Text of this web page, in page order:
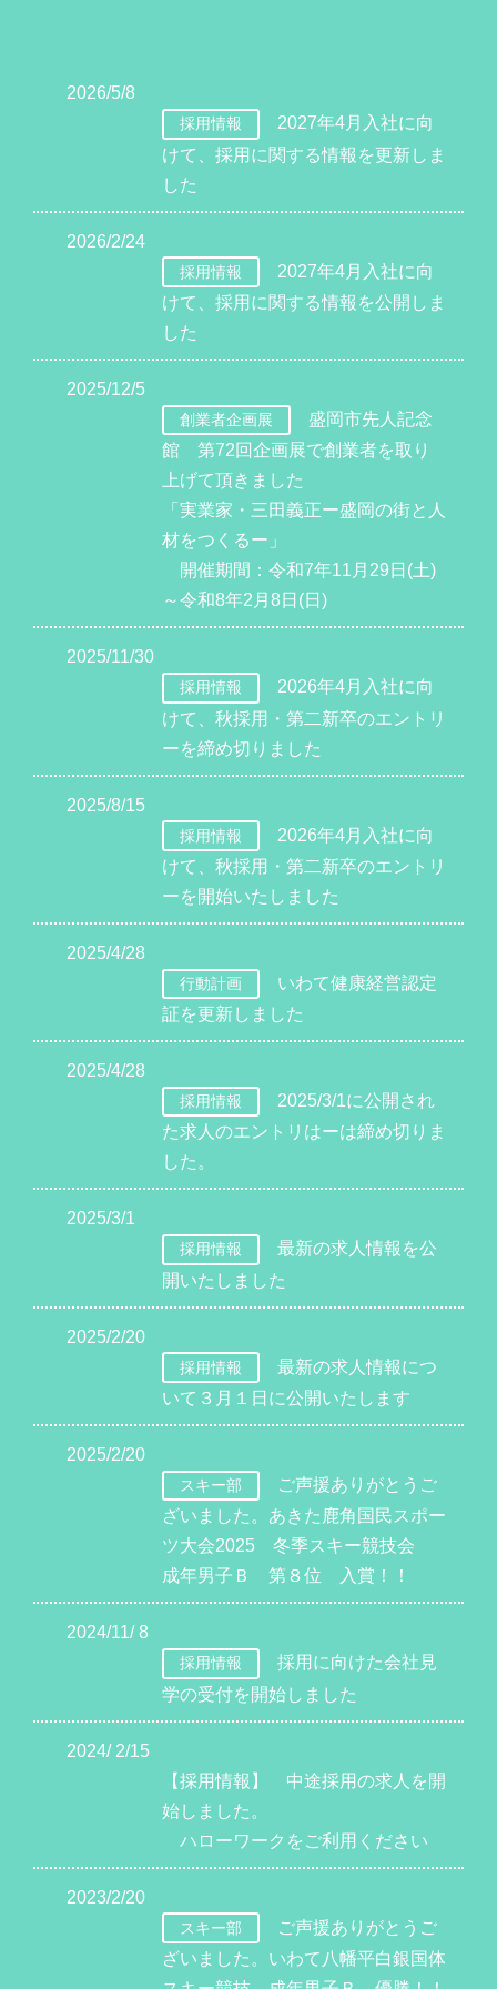
2026/5/8
採用情報
2027年4月入社に向
けて、採用に関する情報を更新しま
した
2026/2/24
採用情報
2027年4月入社に向
けて、採用に関する情報を公開しま
した
2025/12/5
創業者企画展
盛岡市先人記念
館 第72回企画展で創業者を取り
上げて頂きました
「実業家・三田義正ー盛岡の街と人
材をつくるー」
開催期間：令和7年11月29日(土)
～令和8年2月8日(日)
2025/11/30
採用情報
2026年4月入社に向
けて、秋採用・第二新卒のエントリ
ーを締め切りました
2025/8/15
採用情報
2026年4月入社に向
けて、秋採用・第二新卒のエントリ
ーを開始いたしました
2025/4/28
行動計画
いわて健康経営認定
証を更新しました
2025/4/28
採用情報
2025/3/1に公開され
た求人のエントリはーは締め切りま
した。
2025/3/1
採用情報
最新の求人情報を公
開いたしました
2025/2/20
採用情報
最新の求人情報につ
いて３月１日に公開いたします
2025/2/20
スキー部
ご声援ありがとうご
ざいました。あきた鹿角国民スポー
ツ大会2025 冬季スキー競技会
成年男子Ｂ 第８位 入賞！！
2024/11/ 8
採用情報
採用に向けた会社見
学の受付を開始しました
2024/ 2/15
【採用情報】 中途採用の求人を開
始しました。
ハローワークをご利用ください
2023/2/20
スキー部
ご声援ありがとうご
ざいました。いわて八幡平白銀国体